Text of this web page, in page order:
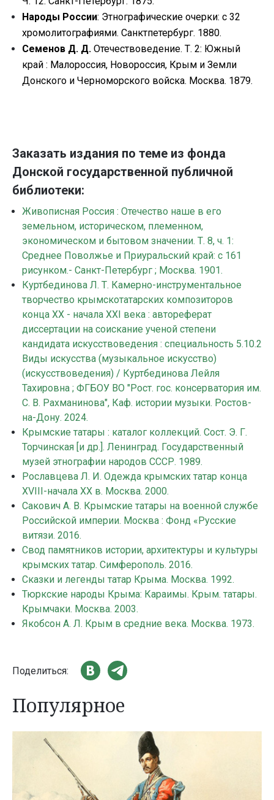
Народы России: Этнографические очерки: с 32
хромолитографиями. Санктпетербург. 1880.
Семенов Д. Д. Отечествоведение. Т. 2: Южный
край : Малороссия, Новороссия, Крым и Земли
Донского и Черноморского войска. Москва. 1879.
Заказать издания по теме из фонда
Донской государственной публичной
библиотеки:
Живописная Россия : Отечество наше в его
земельном, историческом, племенном,
экономическом и бытовом значении. Т. 8, ч. 1:
Среднее Поволжье и Приуральский край: с 161
рисунком.- Санкт-Петербург ; Москва. 1901.
Куртбединова Л. Т. Камерно-инструментальное
творчество крымскотатарских композиторов
конца ХХ - начала ХХI века : автореферат
диссертации на соискание ученой степени
кандидата искусствоведения : специальность 5.10.2
Виды искусства (музыкальное искусство)
(искусствоведения) / Куртбединова Лейля
Тахировна ; ФГБОУ ВО "Рост. гос. консерватория им.
С. В. Рахманинова", Каф. истории музыки. Ростов-
на-Дону. 2024.
Крымские татары : каталог коллекций. Сост. Э. Г.
Торчинская [и др.]. Ленинград. Государственный
музей этнографии народов СССР. 1989.
Рославцева Л. И. Одежда крымских татар конца
XVIII-начала ХХ в. Москва. 2000.
Сакович А. В. Крымские татары на военной службе
Российской империи. Москва : Фонд «Русские
витязи. 2016.
Свод памятников истории, архитектуры и культуры
крымских татар. Симферополь. 2016.
Сказки и легенды татар Крыма. Москва. 1992.
Тюркские народы Крыма: Караимы. Крым. татары.
Крымчаки. Москва. 2003.
Якобсон А. Л. Крым в средние века. Москва. 1973.
Поделиться:
Популярное